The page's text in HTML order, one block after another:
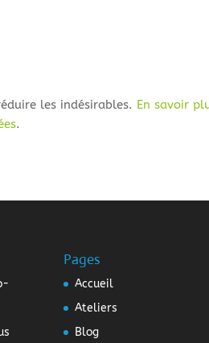
les indésirables. En savoir
.
Pages
Accueil
Ateliers
Blog